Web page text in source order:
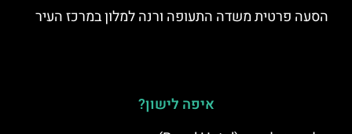
הסעה פרטית משדה התעופה ורנה למלון במרכז העיר
איפה לישון?